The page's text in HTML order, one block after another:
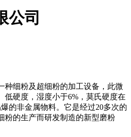
公司
种细粉及超细粉的加工设备，此微
低硬度，湿度小于6%，莫氏硬度在
的非金属物料。它是经过20多次的
粉的生产而研发制造的新型磨粉